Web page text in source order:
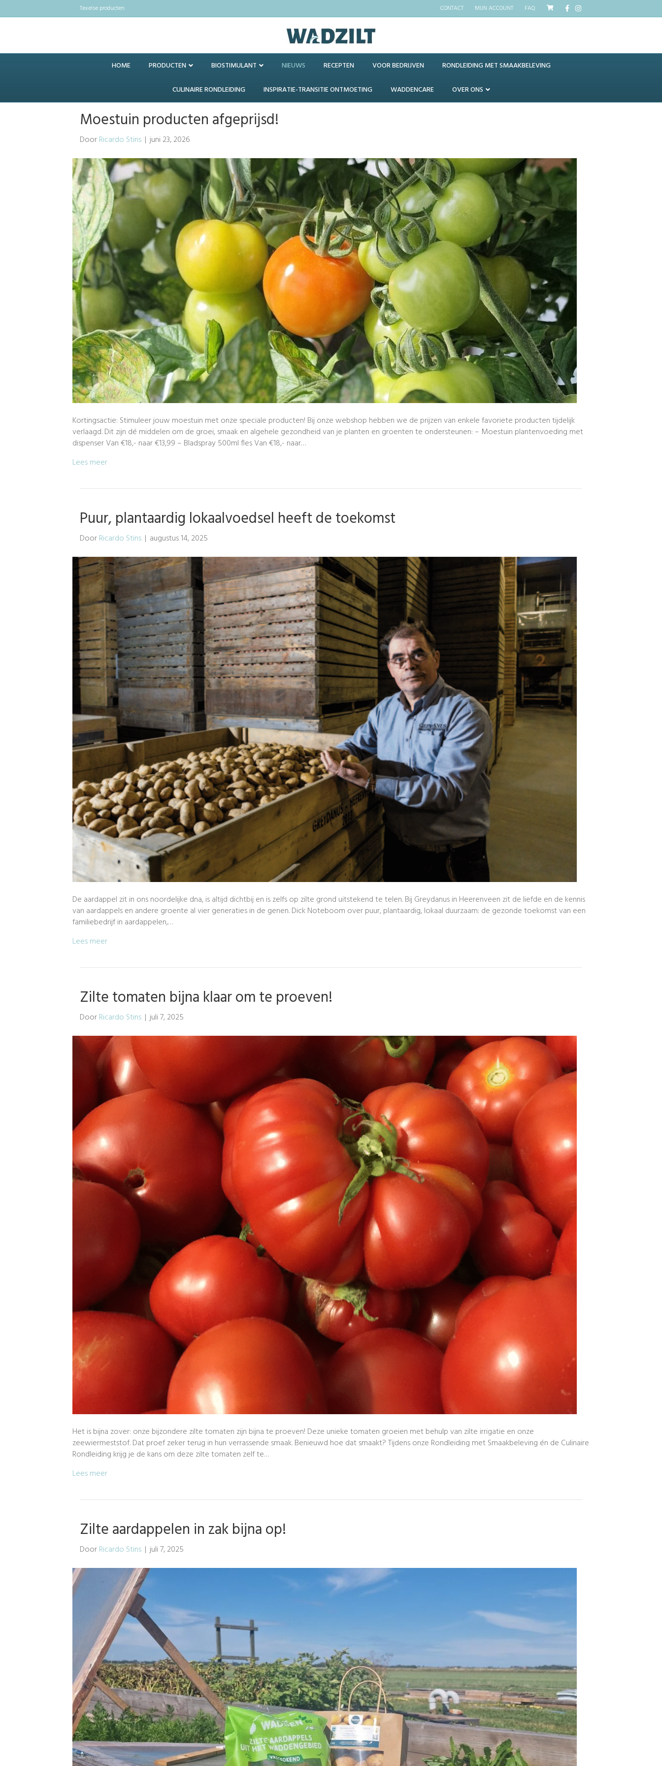
Texelse producten CONTACT MIJN ACCOUNT FAQ Facebook
Instagram
HOME PRODUCTEN BIOSTIMULANT NIEUWS RECEPTEN VOOR BEDRIJVEN RONDLEIDING MET SMAAKBELEVING
CULINAIRE RONDLEIDING INSPIRATIE-TRANSITIE ONTMOETING WADDENCARE OVER ONS
Moestuin producten afgeprijsd!
DoorRicardo Stins | juni 23, 2026
Kortingsactie: Stimuleer jouw moestuin met onze speciale producten! Bij onze webshop hebben we de prijzen van enkele favoriete producten tijdelijk
verlaagd. Dit zijn dé middelen om de groei, smaak en algehele gezondheid van je planten en groenten te ondersteunen: – Moestuin plantenvoeding met
dispenser Van €18,- naar €13,99 – Bladspray 500ml fles Van €18,- naar…
Lees meer
Puur, plantaardig lokaalvoedsel heeft de toekomst
DoorRicardo Stins | augustus 14, 2025
De aardappel zit in ons noordelijke dna, is altijd dichtbij en is zelfs op zilte grond uitstekend te telen. Bij Greydanus in Heerenveen zit de liefde en de kennis
van aardappels en andere groente al vier generaties in de genen. Dick Noteboom over puur, plantaardig, lokaal duurzaam: de gezonde toekomst van een
familiebedrijf in aardappelen,…
Lees meer
Zilte tomaten bijna klaar om te proeven!
DoorRicardo Stins | juli 7, 2025
Het is bijna zover: onze bijzondere zilte tomaten zijn bijna te proeven! Deze unieke tomaten groeien met behulp van zilte irrigatie en onze
zeewiermeststof. Dat proef zeker terug in hun verrassende smaak. Benieuwd hoe dat smaakt? Tijdens onze Rondleiding met Smaakbeleving én de Culinaire
Rondleiding krijg je de kans om deze zilte tomaten zelf te…
Lees meer
Zilte aardappelen in zak bijna op!
DoorRicardo Stins | juli 7, 2025